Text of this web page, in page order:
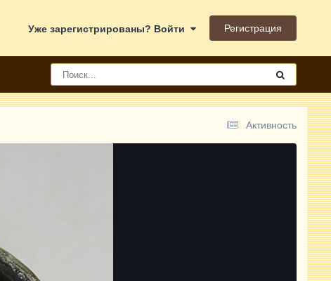
Уже зарегистрированы? Войти Регистрация
Активность